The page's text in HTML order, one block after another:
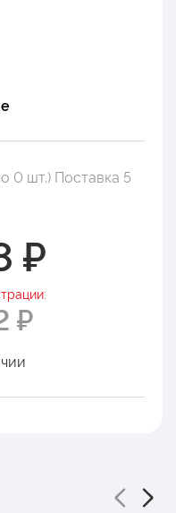
0 шт.) Поставка 5
₽
₽